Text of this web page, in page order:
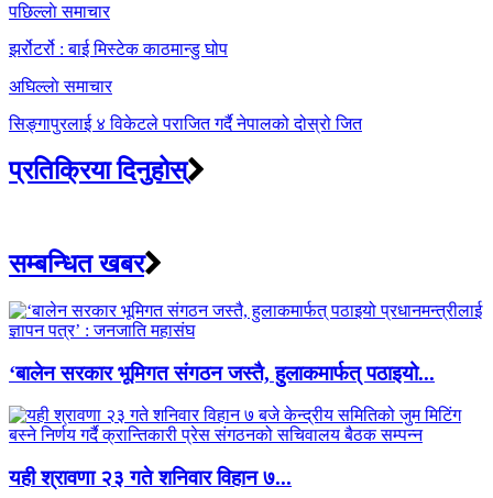
Post
navigation
पछिल्लाे समाचार
झर्रोटर्रो : बाई मिस्टेक काठमान्डु घोप
अघिल्लाे समाचार
सिङ्गापुरलाई ४ विकेटले पराजित गर्दै नेपालको दोस्रो जित
प्रतिक्रिया दिनुहोस्
सम्बन्धित खबर
‘बालेन सरकार भूमिगत संगठन जस्तै, हुलाकमार्फत् पठाइयो...
यही श्रावणा २३ गते शनिवार विहान ७...